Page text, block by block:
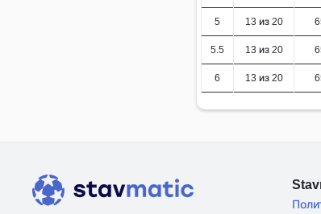
5 13 из 20
5.5 13 из 20
6 13 из 20